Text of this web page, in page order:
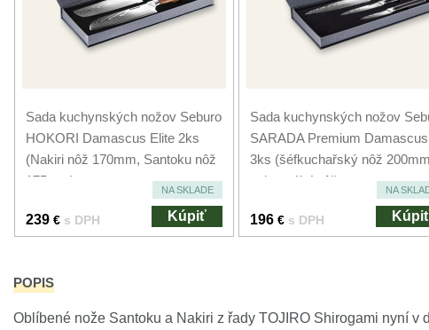
Sada kuchynských nožov Seburo
HOKORI Damascus Elite 2ks
(Nakiri nôž 170mm, Santoku nôž
175mm)
NA SKLADE
239 € s DPH Kúpiť
Sada kuchynských nožov
SARADA Premium Damascus
3ks (šéfkuchařský nôž
univerzální nôž...
NA
196 € s DPH
POPIS
Oblíbené nože Santoku a Nakiri z řady TOJIRO Shirogami nyní v